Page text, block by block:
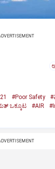
#Poor Safety
ಒಕ್ಕೂಟ #AIR